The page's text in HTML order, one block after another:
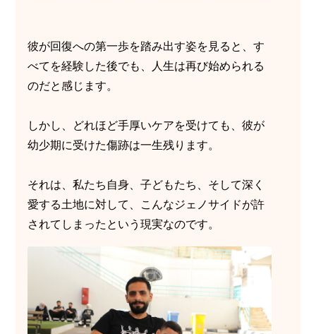
彼が回復への第一歩を踏み出す姿を見ると、す
べてを経験した後でも、人生は再び始められる
のだと感じます。
しかし、どれほど手厚いケアを受けても、彼が
幼少期に受けた傷跡は一生残ります。
それは、私たち自身、子どもたち、そして深く
愛する土地に対して、こんなジェノサイドが許
されてしまったという現実なのです。